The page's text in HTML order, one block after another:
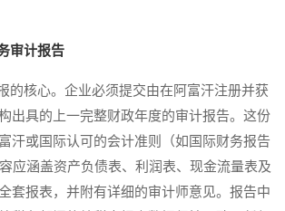
审计报告
核心。企业必须提交由在阿富汗注册并获
出具的上一完整财政年度的审计报告。这份
汗或国际认可的会计准则（如国际财务报告
应涵盖资产负债表、利润表、现金流量表及
套报表，并附有详细的审计师意见。报告中